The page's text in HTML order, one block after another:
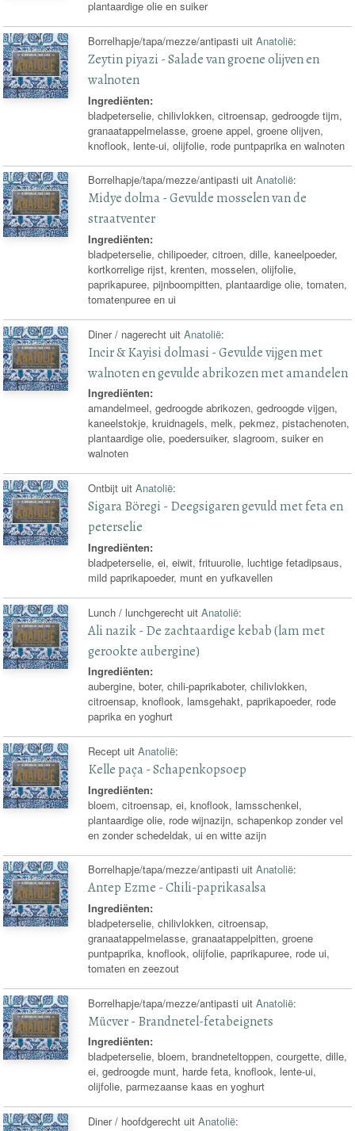
plantaardige olie en suiker
Borrelhapje/tapa/mezze/antipasti uitAnatolië:
Zeytin piyazi - Salade van groene olijven en
walnoten
Ingrediënten:
bladpeterselie, chilivlokken, citroensap, gedroogde tijm,
granaatappelmelasse, groene appel, groene olijven,
knoflook, lente-ui, olijfolie, rode puntpaprika en walnoten
Borrelhapje/tapa/mezze/antipasti uitAnatolië:
Midye dolma - Gevulde mosselen van de
straatventer
Ingrediënten:
bladpeterselie, chilipoeder, citroen, dille, kaneelpoeder,
kortkorrelige rijst, krenten, mosselen, olijfolie,
paprikapuree, pijnboompitten, plantaardige olie, tomaten,
tomatenpuree en ui
Diner / nagerecht uitAnatolië:
Incir & Kayisi dolmasi - Gevulde vijgen met
walnoten en gevulde abrikozen met amandelen
Ingrediënten:
amandelmeel, gedroogde abrikozen, gedroogde vijgen,
kaneelstokje, kruidnagels, melk, pekmez, pistachenoten,
plantaardige olie, poedersuiker, slagroom, suiker en
walnoten
Ontbijt uitAnatolië:
Sigara Böregi - Deegsigaren gevuld met feta en
peterselie
Ingrediënten:
bladpeterselie, ei, eiwit, frituurolie, luchtige fetadipsaus,
mild paprikapoeder, munt en yufkavellen
Lunch / lunchgerecht uitAnatolië:
Ali nazik - De zachtaardige kebab (lam met
gerookte aubergine)
Ingrediënten:
aubergine, boter, chili-paprikaboter, chilivlokken,
citroensap, knoflook, lamsgehakt, paprikapoeder, rode
paprika en yoghurt
Recept uitAnatolië:
Kelle paça - Schapenkopsoep
Ingrediënten:
bloem, citroensap, ei, knoflook, lamsschenkel,
plantaardige olie, rode wijnazijn, schapenkop zonder vel
en zonder schedeldak, ui en witte azijn
Borrelhapje/tapa/mezze/antipasti uitAnatolië:
Antep Ezme - Chili-paprikasalsa
Ingrediënten:
bladpeterselie, chilivlokken, citroensap,
granaatappelmelasse, granaatappelpitten, groene
puntpaprika, knoflook, olijfolie, paprikapuree, rode ui,
tomaten en zeezout
Borrelhapje/tapa/mezze/antipasti uitAnatolië:
Mücver - Brandnetel-fetabeignets
Ingrediënten:
bladpeterselie, bloem, brandneteltoppen, courgette, dille,
ei, gedroogde munt, harde feta, knoflook, lente-ui,
olijfolie, parmezaanse kaas en yoghurt
Diner / hoofdgerecht uitAnatolië: